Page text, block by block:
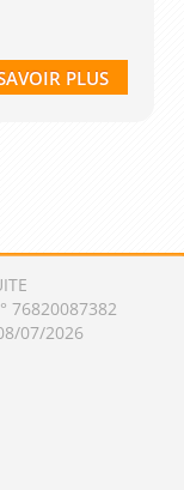
PLUS
76820087382
07/2026